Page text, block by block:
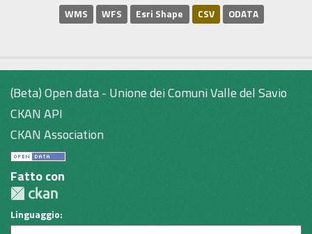
WMS WFS Esri Shape CSV ODATA
(Beta) Open data - Unione dei Comuni Valle del Savio
CKAN API
CKAN Association
Fatto con
Linguaggio